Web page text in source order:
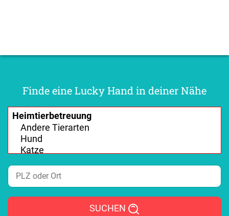
Finde eine Lucky Hand in deiner Nähe
SUCHEN